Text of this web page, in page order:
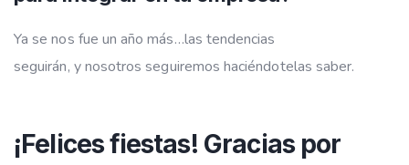
Ya se nos fue un año más…las tendencias
seguirán, y nosotros seguiremos haciéndotelas saber.
¡Felices fiestas! Gracias por